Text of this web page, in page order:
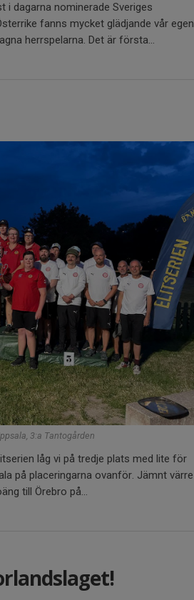
i dagarna nominerade Sveriges
fanns mycket glädjande vår egen
herrspelarna. Det är första...
3:a Tantogården
låg vi på tredje plats med lite för
på placeringarna ovanför. Jämnt värre
till Örebro på...